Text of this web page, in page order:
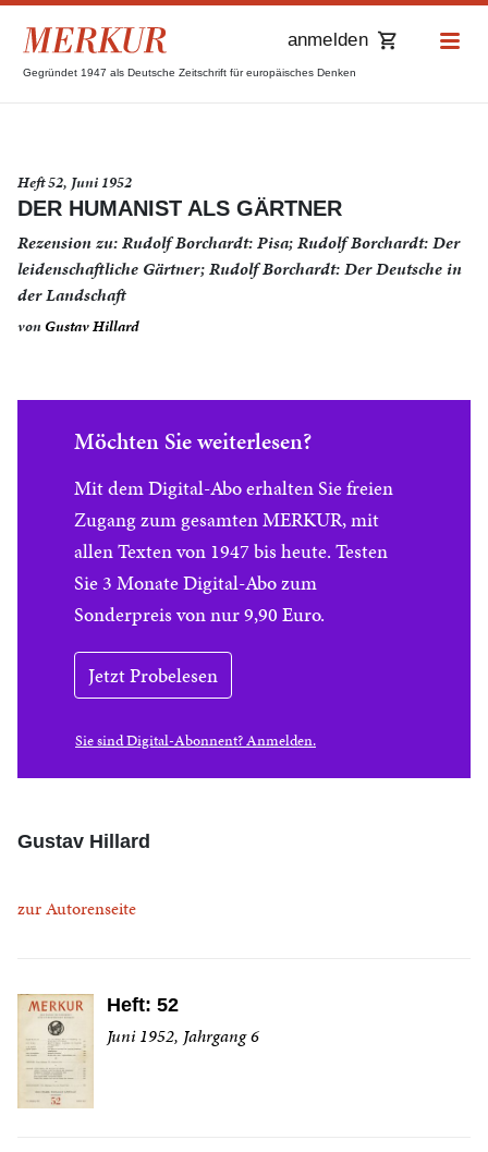
Gegründet 1947 als Deutsche Zeitschrift für europäisches Denken
anmelden
Heft 52, Juni 1952
DER HUMANIST ALS GÄRTNER
Rezension zu: Rudolf Borchardt: Pisa; Rudolf Borchardt: Der
leidenschaftliche Gärtner; Rudolf Borchardt: Der Deutsche in
der Landschaft
vonGustav Hillard
Möchten Sie weiterlesen?
Mit dem Digital-Abo erhalten Sie freien
Zugang zum gesamten MERKUR, mit
allen Texten von 1947 bis heute. Testen
Sie 3 Monate Digital-Abo zum
Sonderpreis von nur 9,90 Euro.
Jetzt Probelesen
Sie sind Digital-Abonnent? Anmelden.
Gustav Hillard
zur Autorenseite
Heft: 52
Juni 1952, Jahrgang 6